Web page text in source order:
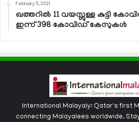
February 5, 2021
ഖത്തറില്‍ 11 വയസ്സുള്ള കുട്ടി
ഇന്ന് 398 കോവിഡ് കേസുകള്‍
International Malayaly: Qatar's first
connecting Malayalees worldwide.